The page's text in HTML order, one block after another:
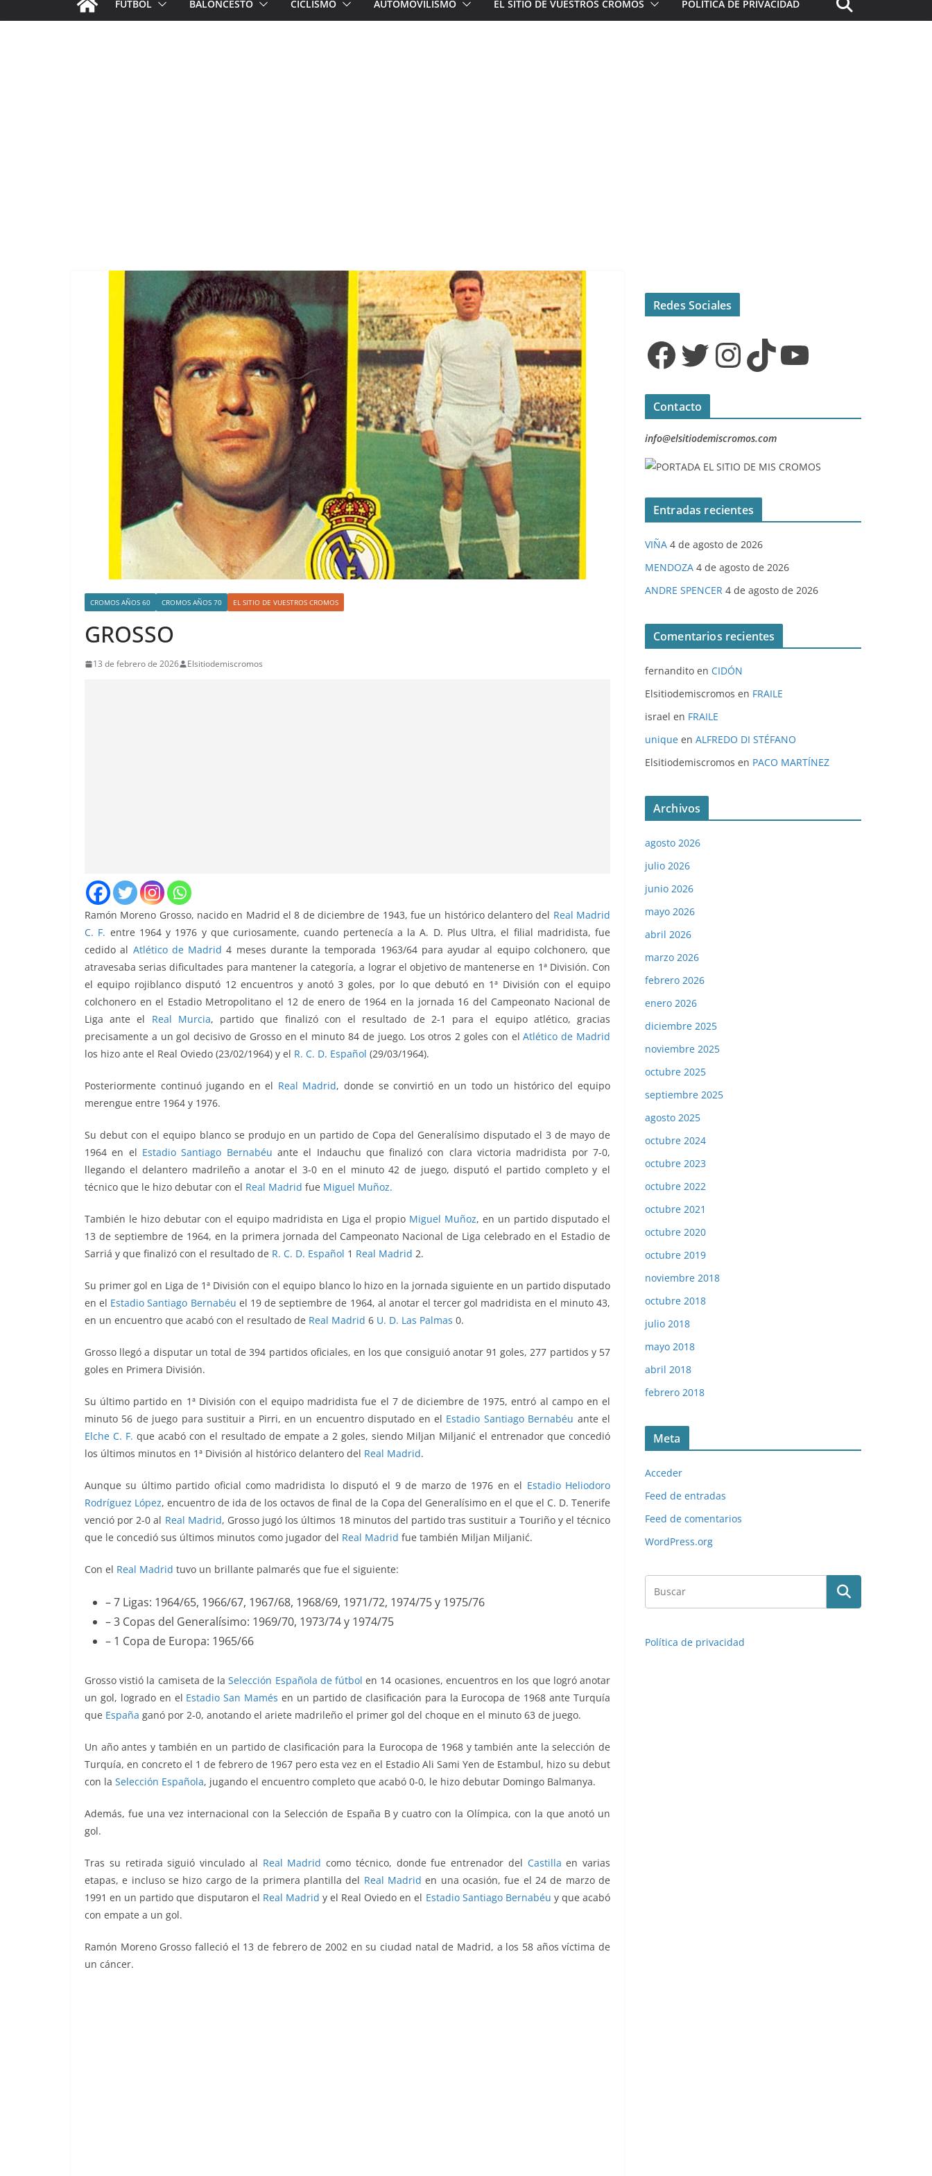
FÚTBOL BALONCESTO CICLISMO AUTOMOVILISMO EL SITIO DE VUESTROS CROMOS POLÍTICA DE PRIVACIDAD
CROMOS AÑOS 60 CROMOS AÑOS 70 EL SITIO DE VUESTROS CROMOS
GROSSO
13 de febrero de 2026 Elsitiodemiscromos
Ramón Moreno Grosso, nacido en Madrid el 8 de diciembre de 1943, fue un histórico delantero del Real Madrid
C. F. entre 1964 y 1976 y que curiosamente, cuando pertenecía a la A. D. Plus Ultra, el filial madridista, fue
cedido al Atlético de Madrid 4 meses durante la temporada 1963/64 para ayudar al equipo colchonero, que
atravesaba serias dificultades para mantener la categoría, a lograr el objetivo de mantenerse en 1ª División. Con
el equipo rojiblanco disputó 12 encuentros y anotó 3 goles, por lo que debutó en 1ª División con el equipo
colchonero en el Estadio Metropolitano el 12 de enero de 1964 en la jornada 16 del Campeonato Nacional de
Liga ante el Real Murcia, partido que finalizó con el resultado de 2-1 para el equipo atlético, gracias
precisamente a un gol decisivo de Grosso en el minuto 84 de juego. Los otros 2 goles con elAtlético de Madrid
los hizo ante el Real Oviedo (23/02/1964) y el R. C. D. Español (29/03/1964).
Posteriormente continuó jugando en el Real Madrid, donde se convirtió en un todo un histórico del equipo
merengue entre 1964 y 1976.
Su debut con el equipo blanco se produjo en un partido de Copa del Generalísimo disputado el 3 de mayo de
1964 en el Estadio Santiago Bernabéu ante el Indauchu que finalizó con clara victoria madridista por 7-0,
llegando el delantero madrileño a anotar el 3-0 en el minuto 42 de juego,disputó el partido completo y el
técnico que le hizo debutar con el Real Madrid fue Miguel Muñoz.
También le hizo debutar con el equipo madridista en Liga el propio Miguel Muñoz, en un partido disputado el
13 de septiembre de 1964, en la primera jornada del Campeonato Nacional de Liga celebrado en el Estadio de
Sarriá y que finalizó con el resultado de R. C. D. Español 1 Real Madrid 2.
Su primer gol en Liga de 1ª División con el equipo blanco lo hizo en la jornada siguiente en un partido disputado
en el Estadio Santiago Bernabéu el 19 de septiembre de 1964, al anotar el tercer gol madridista en el minuto 43,
en un encuentro que acabó con el resultado de Real Madrid 6 U. D. Las Palmas 0.
Grosso llegó a disputar un total de 394 partidos oficiales, en los que consiguió anotar 91 goles, 277 partidos y 57
goles en Primera División.
Su último partido en 1ª División con el equipo madridista fue el 7 de diciembre de 1975, entró al campo en el
minuto 56 de juego para sustituir a Pirri, en un encuentro disputado en el Estadio Santiago Bernabéu ante el
Elche C. F. que acabó con el resultado de empate a 2 goles, siendo Miljan Miljanić el entrenador que concedió
los últimos minutos en 1ª División al histórico delantero del Real Madrid.
Aunque su último partido oficial como madridista lo disputó el 9 de marzo de 1976 en el Estadio Heliodoro
Rodríguez López, encuentro de ida de los octavos de final de la Copa del Generalísimo en el que el C. D. Tenerife
venció por 2-0 al Real Madrid, Grosso jugó los últimos 18 minutos del partido tras sustituir a Touriño y el técnico
que le concedió sus últimos minutos como jugador del Real Madrid fue también Miljan Miljanić.
Con el Real Madrid tuvo un brillante palmarés que fue el siguiente:
– 7 Ligas: 1964/65, 1966/67, 1967/68, 1968/69, 1971/72, 1974/75 y 1975/76
– 3 Copas del Generalísimo: 1969/70, 1973/74 y 1974/75
– 1 Copa de Europa: 1965/66
Grosso vistió la camiseta de laSelección Española de fútbol en 14 ocasiones, encuentros en los que logró anotar
un gol, logrado en el Estadio San Mamés en un partido de clasificación para la Eurocopa de 1968 ante Turquía
que España ganó por 2-0, anotando el ariete madrileño el primer gol del choque en el minuto 63 de juego.
Un año antes y también en un partido de clasificación para la Eurocopa de 1968 y también ante la selección de
Turquía, en concreto el 1 de febrero de 1967 pero esta vez en el Estadio Ali Sami Yen de Estambul, hizo su debut
con la Selección Española, jugando el encuentro completo que acabó 0-0, le hizo debutar Domingo Balmanya.
Además, fue una vez internacional con la Selección de España B y cuatro con la Olímpica, con la que anotó un
gol.
Tras su retirada siguió vinculado al Real Madrid como técnico, donde fue entrenador del Castilla en varias
etapas, e incluso se hizo cargo de la primera plantilla del Real Madrid en una ocasión, fue el 24 de marzo de
1991 en un partido que disputaron el Real Madrid y el Real Oviedo en el Estadio Santiago Bernabéu y que acabó
con empate a un gol.
Ramón Moreno Grosso falleció el 13 de febrero de 2002 en su ciudad natal de Madrid, a los 58 años víctima de
un cáncer.
Redes Sociales
Facebook Twitter InstagramTikTok YouTube
Contacto
info@elsitiodemiscromos.com
Entradas recientes
VIÑA 4 de agosto de 2026
MENDOZA 4 de agosto de 2026
ANDRE SPENCER 4 de agosto de 2026
Comentarios recientes
fernandito en CIDÓN
Elsitiodemiscromos en FRAILE
israel en FRAILE
unique en ALFREDO DI STÉFANO
Elsitiodemiscromos en PACO MARTÍNEZ
Archivos
agosto 2026
julio 2026
junio 2026
mayo 2026
abril 2026
marzo 2026
febrero 2026
enero 2026
diciembre 2025
noviembre 2025
octubre 2025
septiembre 2025
agosto 2025
octubre 2024
octubre 2023
octubre 2022
octubre 2021
octubre 2020
octubre 2019
noviembre 2018
octubre 2018
julio 2018
mayo 2018
abril 2018
febrero 2018
Meta
Acceder
Feed de entradas
Feed de comentarios
WordPress.org
Política de privacidad